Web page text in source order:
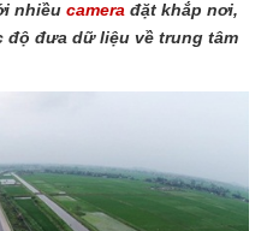
nhiều camera đặt khắp nơi,
độ đưa dữ liệu về trung tâm